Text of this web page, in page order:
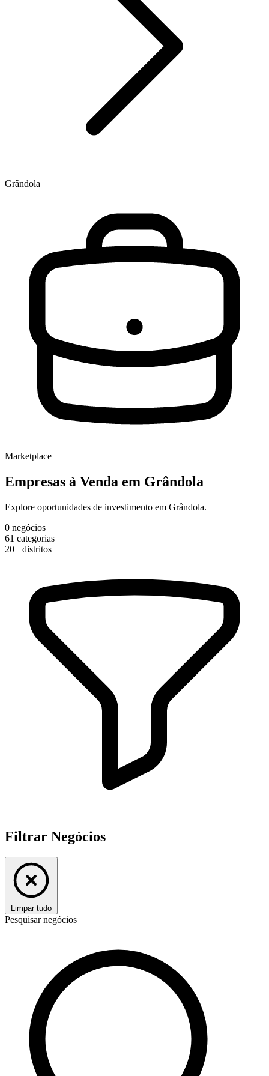
Grândola
Marketplace
Empresas à Venda em Grândola
Explore oportunidades de investimento em Grândola.
0 negócios
61 categorias
20+ distritos
Filtrar Negócios
Limpar tudo
Pesquisar negócios